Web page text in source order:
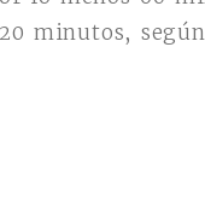
minutos,